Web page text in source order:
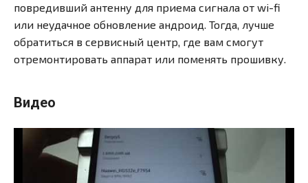
повредивший антенну для приема сигнала от wi-fi
или неудачное обновление андроид. Тогда, лучше
обратиться в сервисный центр, где вам смогут
отремонтировать аппарат или поменять прошивку.
Видео